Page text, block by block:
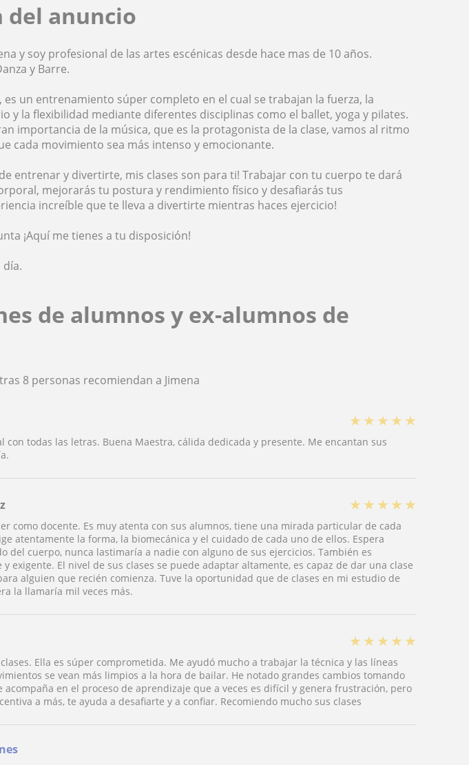
del anuncio
y soy profesional de las artes escénicas desde hace mas de 10 años.
y Barre.
es un entrenamiento súper completo en el cual se trabajan la fuerza, la
y la flexibilidad mediante diferentes disciplinas como el ballet, yoga y pilates.
importancia de la música, que es la protagonista de la clase, vamos al ritmo
cada movimiento sea más intenso y emocionante.
entrenar y divertirte, mis clases son para ti! Trabajar con tu cuerpo te dará
mejorarás tu postura y rendimiento físico y desafiarás tus
increíble que te lleva a divertirte mientras haces ejercicio!
¡Aquí me tienes a tu disposición!
de alumnos y ex-alumnos de
8 personas recomiendan a Jimena
★ ★ ★ ★ ★
con todas las letras. Buena Maestra, cálida dedicada y presente. Me encantan sus
★ ★ ★ ★ ★
como docente. Es muy atenta con sus alumnos, tiene una mirada particular de cada
atentamente la forma, la biomecánica y el cuidado de cada uno de ellos. Espera
del cuerpo, nunca lastimaría a nadie con alguno de sus ejercicios. También es
y exigente. El nivel de sus clases se puede adaptar altamente, es capaz de dar una clase
alguien que recién comienza. Tuve la oportunidad que de clases en mi estudio de
la llamaría mil veces más.
★ ★ ★ ★ ★
Ella es súper comprometida. Me ayudó mucho a trabajar la técnica y las líneas
se vean más limpios a la hora de bailar. He notado grandes cambios tomando
acompaña en el proceso de aprendizaje que a veces es difícil y genera frustración, pero
a más, te ayuda a desafiarte y a confiar. Recomiendo mucho sus clases